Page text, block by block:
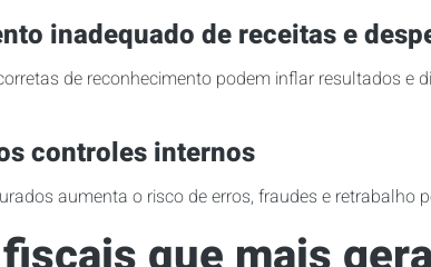
inadequado de receitas e
de reconhecimento podem inflar resultados e
controles internos
aumenta o risco de erros, fraudes e